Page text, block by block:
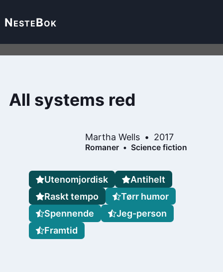
NesteBok
All systems red
Martha Wells 2017
Romaner Science fiction
Utenomjordisk
Antihelt
Raskt tempo
Tørr humor
Spennende
Jeg-person
Framtid